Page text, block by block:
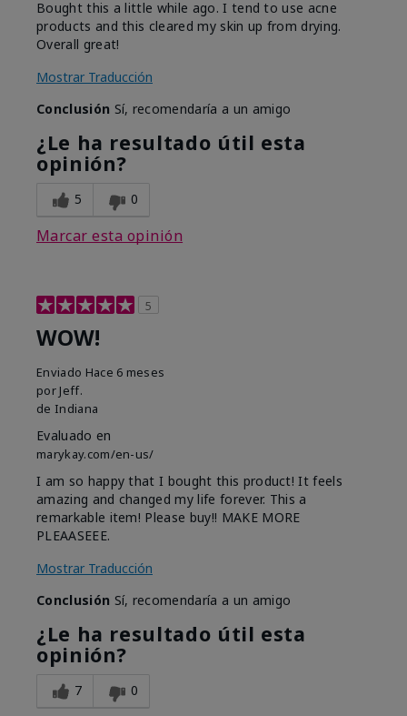
Bought this a little while ago. I tend to use acne
products and this cleared my skin up from drying.
Overall great!
Mostrar Traducción
Conclusión Sí, recomendaría a un amigo
¿Le ha resultado útil esta
opinión?
5 0
Marcar esta opinión
5
WOW!
Enviado Hace 6 meses
por Jeff.
de Indiana
Evaluado en
marykay.com/en-us/
I am so happy that I bought this product! It feels
amazing and changed my life forever. This a
remarkable item! Please buy!! MAKE MORE
PLEAASEEE.
Mostrar Traducción
Conclusión Sí, recomendaría a un amigo
¿Le ha resultado útil esta
opinión?
7 0